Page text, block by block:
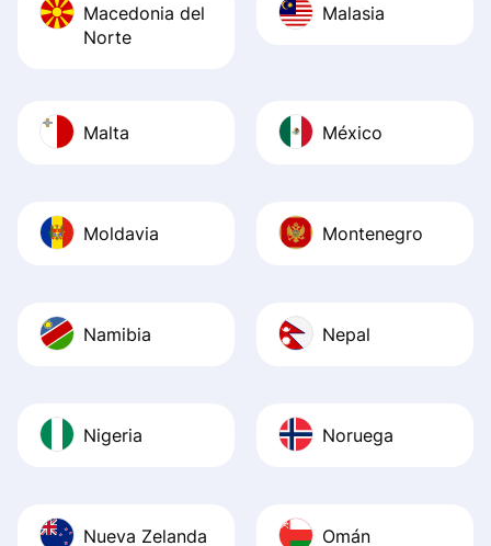
Macedonia del
Norte
Malasia
Malta México
Moldavia Montenegro
Namibia Nepal
Nigeria Noruega
Nueva Zelanda Omán